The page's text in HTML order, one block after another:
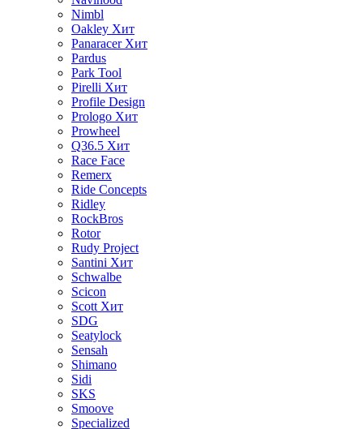
Nimbl
Oakley Хит
Panaracer Хит
Pardus
Park Tool
Pirelli Хит
Profile Design
Prologo Хит
Prowheel
Q36.5 Хит
Race Face
Remerx
Ride Concepts
Ridley
RockBros
Rotor
Rudy Project
Santini Хит
Schwalbe
Scicon
Scott Хит
SDG
Seatylock
Sensah
Shimano
Sidi
SKS
Smoove
Specialized